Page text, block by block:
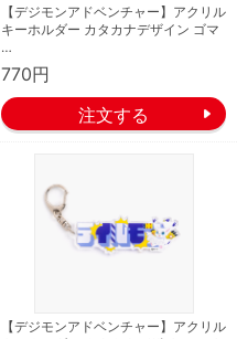
【デジモンアドベンチャー】アクリル
キーホルダー カタカナデザイン ゴマ
…
770円
【デジモンアドベンチャー】アクリル